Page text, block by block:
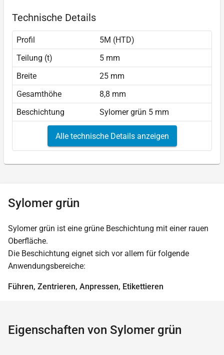
Technische Details
Profil
5M (HTD)
Teilung (t)
5 mm
Breite
25 mm
Gesamthöhe
8,8 mm
Beschichtung
Sylomer grün 5 mm
Alle technische Details anzeigen
Sylomer grün
Sylomer grün ist eine grüne Beschichtung mit einer rauen
Oberfläche.
Die Beschichtung eignet sich vor allem für folgende
Anwendungsbereiche:
Führen, Zentrieren, Anpressen, Etikettieren
Eigenschaften von Sylomer grün